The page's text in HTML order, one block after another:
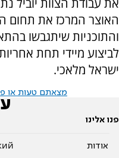
את עבודת הצוות יוביל
האוצר המרכז את תחום
והתוכניות שיתגבשו
לביצוע מיידי תחת
ישראל מלאכי.
מצאתם טעות או
פנו אלינו
אודות